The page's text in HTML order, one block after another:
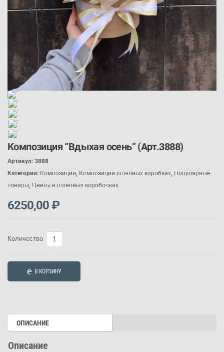
Композиция “Вдыхая осень” (Арт.3888)
Артикул: 3888
Категории: Композиции, Композиции шляпных коробках, Популярные
товары, Цветы в шляпных коробочках
6250,00₽
Количество
Количество
Композиция
В КОРЗИНУ
ОПИСАНИЕ
Описание